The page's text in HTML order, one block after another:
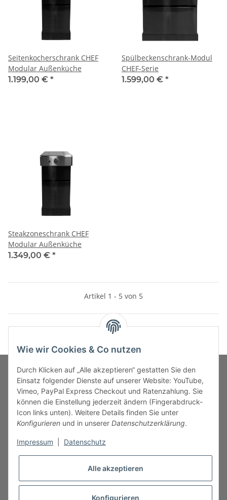
Seitenkocherschrank CHEF
Modular Außenküche
1.199,00 € *
Spülbeckenschrank-Modul
CHEF-Serie
1.599,00 € *
Steakzoneschrank CHEF
Modular Außenküche
1.349,00 € *
Artikel 1 - 5 von 5
MARKENWELT
SERVICE
INFORMATIONEN
Wie wir Cookies & Co nutzen
Durch Klicken auf „Alle akzeptieren“ gestatten Sie den
Einsatz folgender Dienste auf unserer Website: YouTube,
Vimeo, PayPal Express Checkout und Ratenzahlung. Sie
können die Einstellung jederzeit ändern (Fingerabdruck-
Icon links unten). Weitere Details finden Sie unter
Konfigurieren und in unserer Datenschutzerklärung.
Impressum Datenschutz
Alle akzeptieren
Konfigurieren